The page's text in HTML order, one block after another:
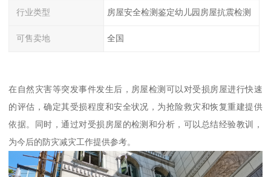
行业类型 房屋安全检测鉴定幼儿园房屋抗震检测
可售卖地 全国
在自然灾害等突发事件发生后，房屋检测可以对受损房屋进行快速
的评估，确定其受损程度和安全状况，为抢险救灾和恢复重建提供
依据。同时，通过对受损房屋的检测和分析，可以总结经验教训，
为今后的防灾减灾工作提供参考。